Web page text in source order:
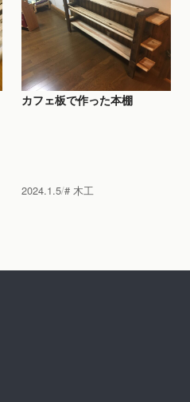
カフェ板で作った本棚
2024.1.5 木工